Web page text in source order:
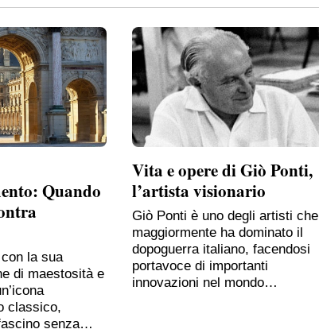
Quando
la sua
di maestosità e
classico,
senza…
Vita e opere di Giò Ponti,
l’artista visionario
Giò Ponti è uno degli artisti che
maggiormente ha dominato il
dopoguerra italiano, facendosi
portavoce di importanti
innovazioni nel mondo…